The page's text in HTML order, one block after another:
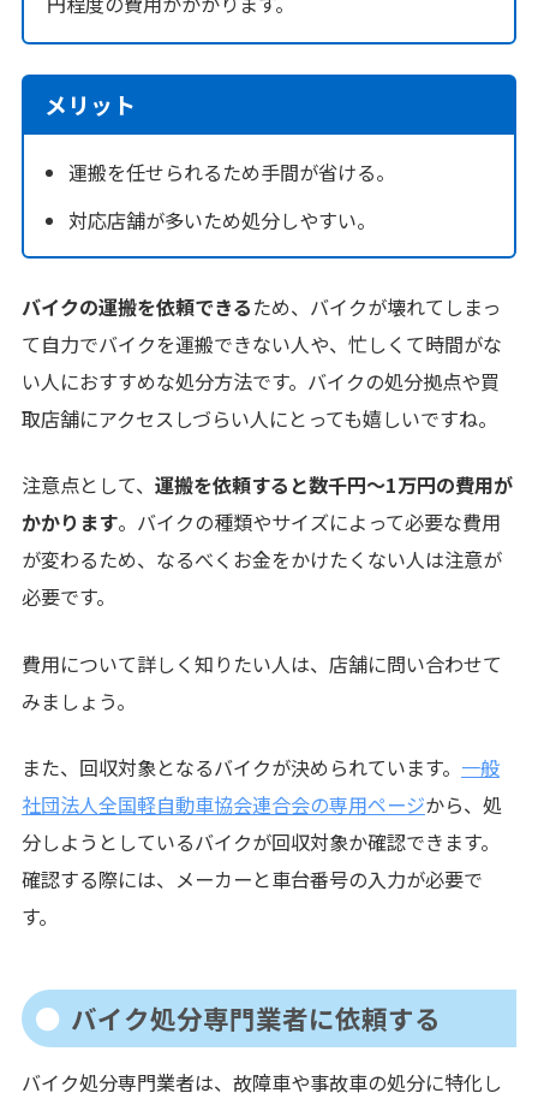
メリット
運搬を任せられるため手間が省ける。
対応店舗が多いため処分しやすい。
バイクの運搬を依頼できるため、バイクが壊れてしまっ
て自力でバイクを運搬できない人や、忙しくて時間がな
い人におすすめな処分方法です。バイクの処分拠点や買
取店舗にアクセスしづらい人にとっても嬉しいですね。
注意点として、 運搬を依頼すると数千円〜1万円の費用が
かかります。バイクの種類やサイズによって必要な費用
が変わるため、なるべくお金をかけたくない人は注意が
必要です。
費用について詳しく知りたい人は、店舗に問い合わせて
みましょう。
また、回収対象となるバイクが決められています。 一般
社団法人全国軽自動車協会連合会の専用ページから、処
分しようとしているバイクが回収対象か確認できます。
確認する際には、メーカーと車台番号の入力が必要で
す。
バイク処分専門業者に依頼する
バイク処分専門業者は、故障車や事故車の処分に特化し